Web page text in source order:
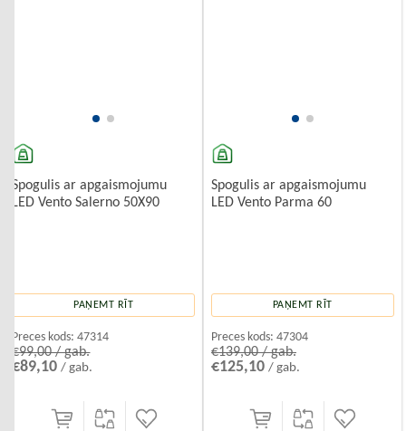
Spogulis ar apgaismojumu
LED Vento Salerno 50X90
PAŅEMT RĪT
Preces kods: 47314
€99,00 / gab.
€89,10/ gab.
Spogulis ar apgaismojumu
LED Vento Parma 60
PAŅEMT RĪT
Preces kods: 47304
€139,00 / gab.
€125,10 / gab.